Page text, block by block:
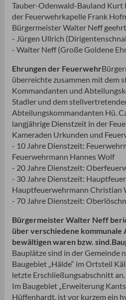
Tauber-Odenwald-Bauland Kurt
der Feuerwehrkapelle Frank
Bürgermeister Walter Neff
- Jürgen Ullrich
- Walter Neff (Große Goldene
Ehrungen der Feuerwehr
überreichte zusammen mit dem
Kommandanten und
Stadler und dem
Abteilungskommandanten Hü.
langjährige Dienstzeit in der
Kameraden Urkunden und
- 10 Jahre Dienstzeit:
Feuerwehrmann Hannes Wolf
- 20 Jahre Dienstzeit:
- 30 Jahre Dienstzeit:
Hauptfeuerwehrmann Christian
- 70 Jahre Dienstzeit:
Bürgermeister Walter Neff
über verschiedene kommunale
bewältigen waren bzw. sind.
Bauplätze sind in der Gemeinde
Baugebiet „Hälde“ im Ortsteil
letzte Erschließungsabschnitt an.
Im Baugebiet „Erweiterung
Hüffenhardt, ist vor kurzem ein